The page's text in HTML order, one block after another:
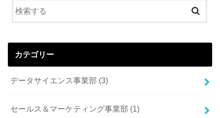
カテゴリー
データサイエンス事業部 (3)
セールス＆マーケティング事業部 (1)